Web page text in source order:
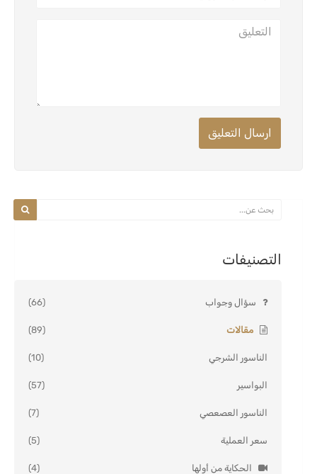
ارسال التعليق
التصنيفات
سؤال وجواب (66)
مقالات (89)
الناسور الشرجي (10)
البواسير (57)
الناسور العصعصي (7)
سعر العملية (5)
الحكاية من أولها (4)